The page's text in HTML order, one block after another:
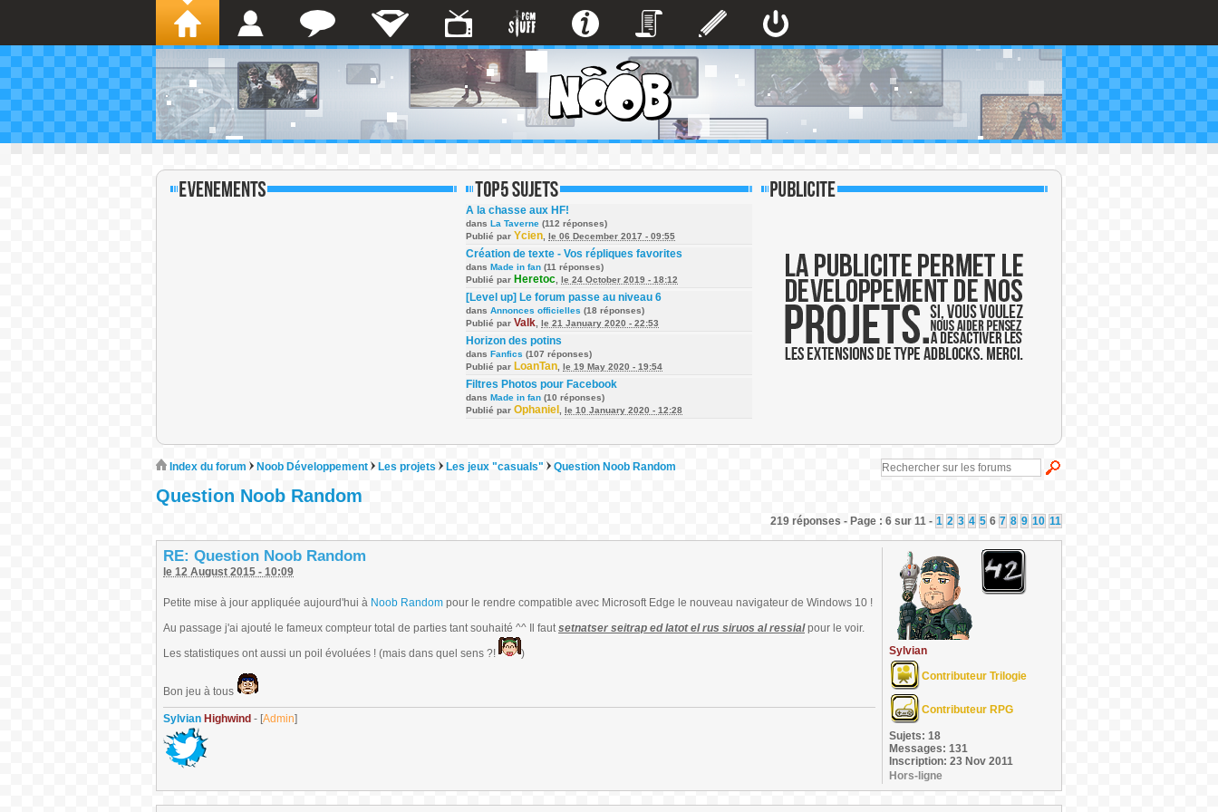
A la chasse aux HF!
dans La Taverne (112 réponses)
Publié par Ycien le 06 December 2017 - 09:55
Création de texte - Vos répliques favorites
dans Made in fan (11 réponses)
Publié par Heretoc le 24 October 2019 - 18:12
[Level up] Le forum passe au niveau 6
dans Annonces officielles (18 réponses)
Publié par Valk le 21 January 2020 - 22:53
Horizon des potins
dans Fanfics (107 réponses)
Publié par LoanTan le 19 May 2020 - 19:54
Filtres Photos pour Facebook
dans Made in fan (10 réponses)
Publié par Ophaniel le 10 January 2020 - 12:28
Index du forum Noob Développement Les projets Les jeux "casuals" Question Noob Random
Question Noob Random
219 réponses - Page : 6 sur 11 - 1 2 3 4 5 6 7 8 9 10 11
RE: Question Noob Random
le 12 August 2015 - 10:09
Petite mise à jour appliquée aujourd'hui à Noob Random pour le rendre compatible avec Microsoft Edge le nouveau navigateur de Windows 10 !
Au passage j'ai ajouté le fameux compteur total de parties tant souhaité ^^ Il fautsetnatser seitrap ed latot el rus siruos al ressialpour le voir.
Les statistiques ont aussi un poil évoluées ! (mais dans quel sens ?!
)
Bon jeu à tous
Sylvian Highwind - [Admin]
Sylvian
Contributeur Trilogie
Contributeur RPG
Sujets: 18
Messages: 131
Inscription: 23 Nov 2011
Hors-ligne